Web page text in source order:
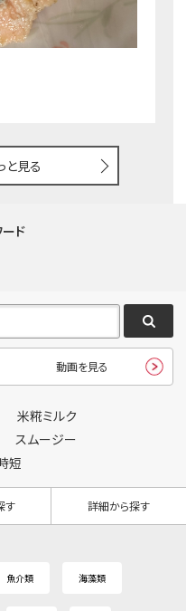
と見る
ド
動画を見る
米糀ミルク
スムージー
短
す 詳細から探す
魚介類 海藻類